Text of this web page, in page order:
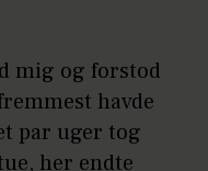
mig og forstod
havde
par uger tog
her endte